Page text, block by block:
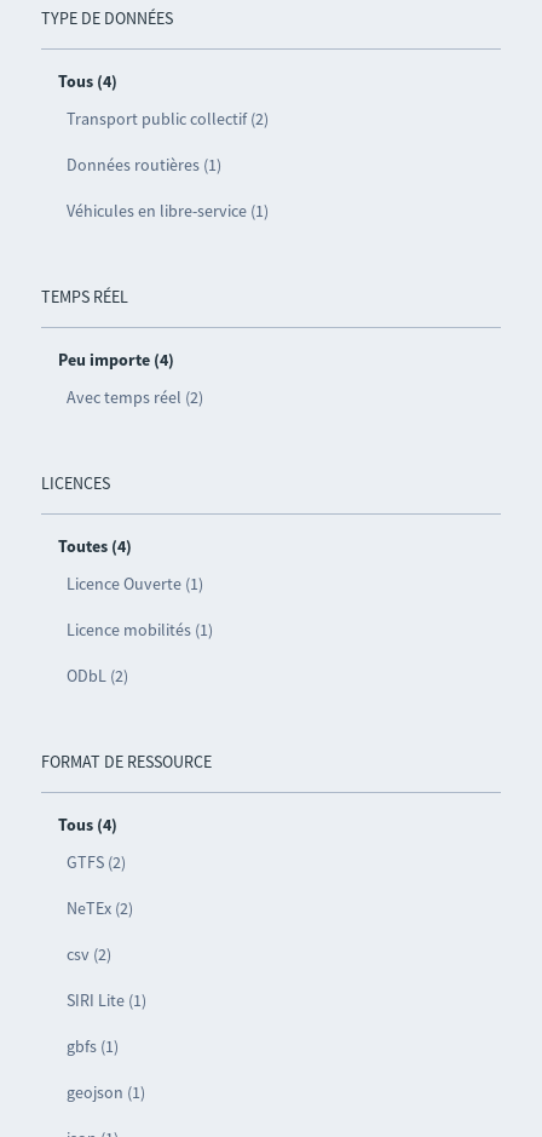
TYPE DE DONNÉES
Tous (4)
Transport public collectif (2)
Données routières (1)
Véhicules en libre-service (1)
TEMPS RÉEL
Peu importe (4)
Avec temps réel (2)
LICENCES
Toutes (4)
Licence Ouverte (1)
Licence mobilités (1)
ODbL (2)
FORMAT DE RESSOURCE
Tous (4)
GTFS (2)
NeTEx (2)
csv (2)
SIRI Lite (1)
gbfs (1)
geojson (1)